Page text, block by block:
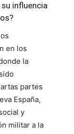
influencia
en los
la
partes
España,
y
militar a la